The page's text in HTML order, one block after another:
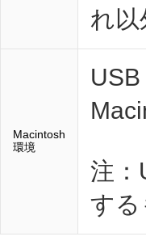
れ以
Macintosh
環境
注：
する